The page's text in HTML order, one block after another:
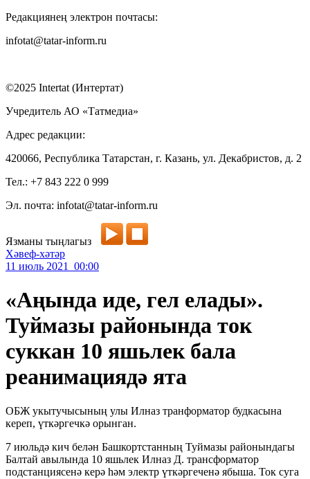
Редакциянең электрон почтасы:
infotat@tatar-inform.ru
©2025 Intertat (Интертат)
Учредитель АО «Татмедиа»
Адрес редакции:
420066, Республика Татарстан, г. Казань, ул. Декабристов, д. 2
Тел.: +7 843 222 0 999
Эл. почта: infotat@tatar-inform.ru
Язманы тыңлагыз
Хәвеф-хәтәр
11 июль 2021 00:00
«Аңында иде, гел елады».
Туймазы районында ток
суккан 10 яшьлек бала
реанимациядә ята
ОБЖ укытучысының улы Илназ транформатор будкасына
кереп, үткәргечкә орынган.
7 июльдә кич белән Башкортстанның Туймазы районындагы
Балтай авылында 10 яшьлек Илназ Д. трансформатор
подстанциясенә керә һәм электр үткәргеченә ябыша. Ток суга